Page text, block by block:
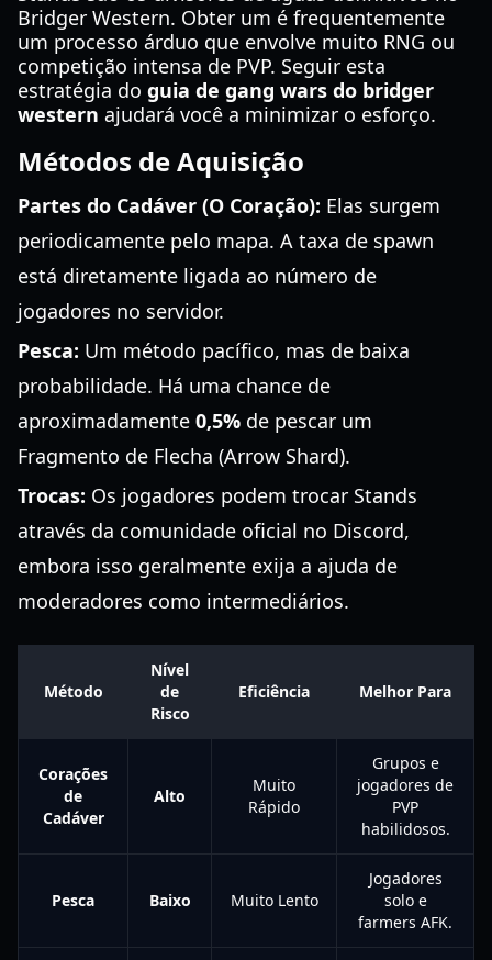
Bridger Western. Obter um é frequentemente
um processo árduo que envolve muito RNG ou
competição intensa de PVP. Seguir esta
estratégia do guia de gang wars do bridger
western ajudará você a minimizar o esforço.
Métodos de Aquisição
Partes do Cadáver (O Coração): Elas surgem
periodicamente pelo mapa. A taxa de spawn
está diretamente ligada ao número de
jogadores no servidor.
Pesca: Um método pacífico, mas de baixa
probabilidade. Há uma chance de
aproximadamente 0,5% de pescar um
Fragmento de Flecha (Arrow Shard).
Trocas: Os jogadores podem trocar Stands
através da comunidade oficial no Discord,
embora isso geralmente exija a ajuda de
moderadores como intermediários.
Método
Nível
de
Risco
Eficiência Melhor Para
Corações
de
Cadáver
Alto
Muito
Rápido
Grupos e
jogadores de
PVP
habilidosos.
Pesca Baixo Muito Lento
Jogadores
solo e
farmers AFK.